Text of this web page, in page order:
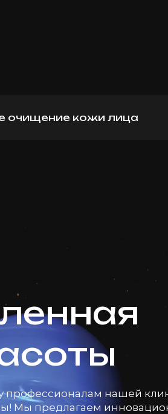
очищение кожи лица
профессионалам нашей
Мы предлагаем